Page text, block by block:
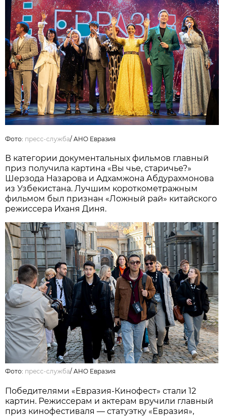
Фото: пресс-служба/АНО Евразия
В категории документальных фильмов главный
приз получила картина «Вы чье, старичье?»
Шерзода Назарова и Адхамжона Абдурахмонова
из Узбекистана. Лучшим короткометражным
фильмом был признан «Ложный рай» китайского
режиссера Иханя Диня.
Фото: пресс-служба/АНО Евразия
Победителями «Евразия-Кинофест» стали 12
картин. Режиссерам и актерам вручили главный
приз кинофестиваля — статуэтку «Евразия»,